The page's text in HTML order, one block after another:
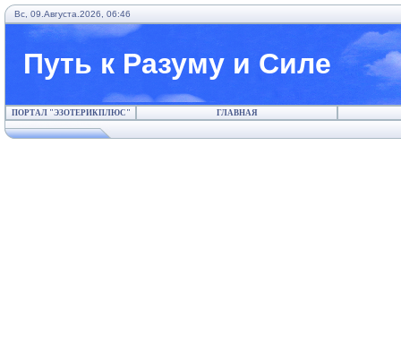
Вс, 09.Августа.2026, 06:46
Путь к Разуму и Силе
ПОРТАЛ "ЭЗОТЕРИКПЛЮС" ГЛАВНАЯ